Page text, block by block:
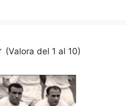
(Valora del 1 al 10)